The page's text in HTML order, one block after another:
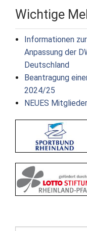
Wichtige
Informationen
Anpassung der
Deutschland
Beantragung
2024/25
NEUES